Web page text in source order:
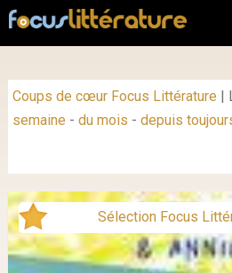
Coups de cœur Focus Littérature |
semaine - du mois - depuis
Sélection Focus